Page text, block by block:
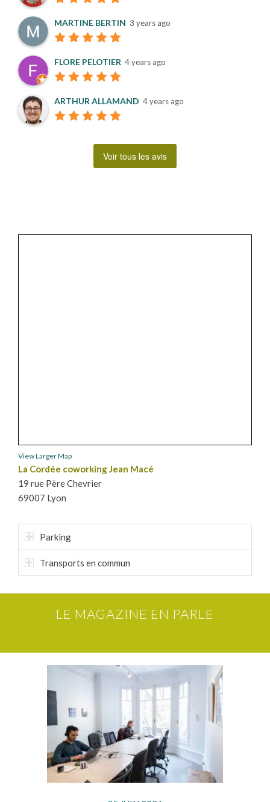
MARTINE BERTIN 3 years ago
FLORE PELOTIER 4 years ago
ARTHUR ALLAMAND 4 years ago
Voir tous les avis
View Larger Map
La Cordée coworking Jean Macé
19 rue Père Chevrier
69007 Lyon
Parking
Transports en commun
LE MAGAZINE EN PARLE